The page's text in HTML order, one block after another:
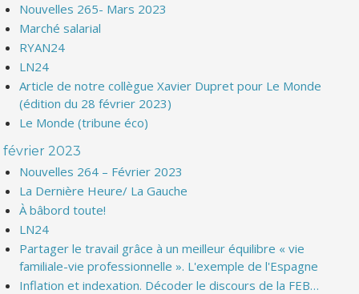
Nouvelles 265- Mars 2023
Marché salarial
RYAN24
LN24
Article de notre collègue Xavier Dupret pour Le Monde
(édition du 28 février 2023)
Le Monde (tribune éco)
février 2023
Nouvelles 264 – Février 2023
La Dernière Heure/ La Gauche
À bâbord toute!
LN24
Partager le travail grâce à un meilleur équilibre « vie
familiale-vie professionnelle ». L'exemple de l'Espagne
Inflation et indexation. Décoder le discours de la FEB…